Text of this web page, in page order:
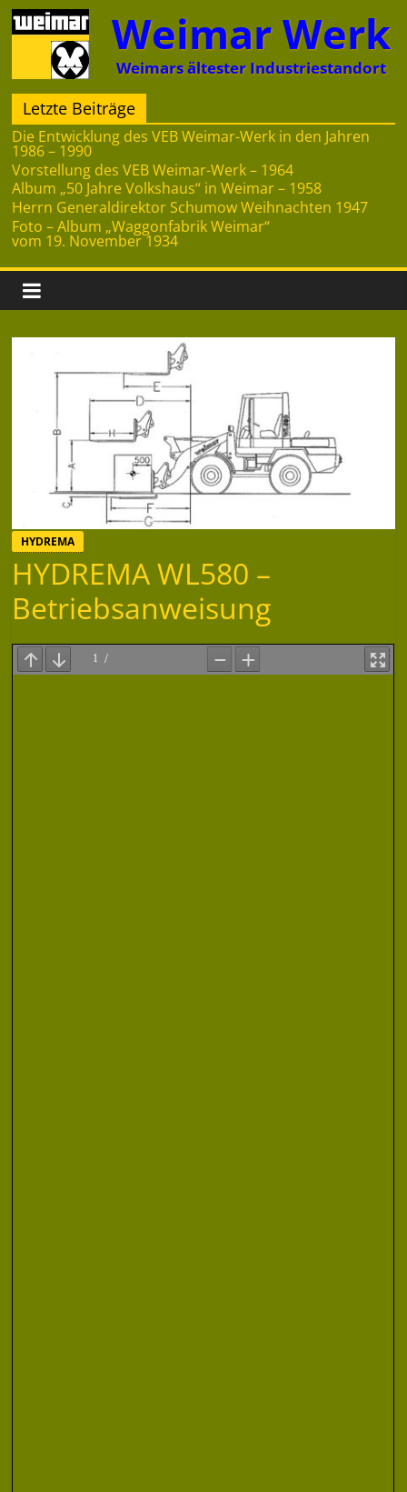
Zum
Inhalt
springen
Weimar Werk
Weimars ältester Industriestandort
Letzte Beiträge
Die Entwicklung des VEB Weimar-Werk in den Jahren
1986 – 1990
Vorstellung des VEB Weimar-Werk – 1964
Album „50 Jahre Volkshaus“ in Weimar – 1958
Herrn Generaldirektor Schumow Weihnachten 1947
Foto – Album „Waggonfabrik Weimar“
vom 19. November 1934
HYDREMA
HYDREMA WL580 –
Betriebsanweisung